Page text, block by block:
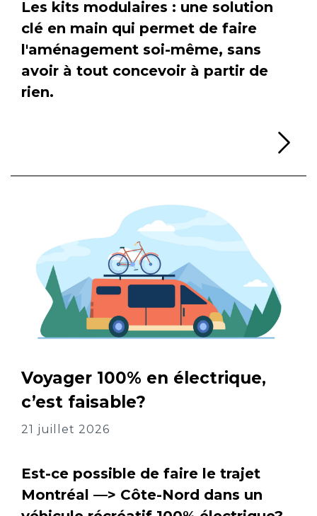
Les kits modulaires : une solution
clé en main qui permet de faire
l'aménagement soi-même, sans
avoir à tout concevoir à partir de
rien.
Voyager 100% en électrique,
c’est faisable?
21 juillet 2026
Est-ce possible de faire le trajet
Montréal —> Côte-Nord dans un